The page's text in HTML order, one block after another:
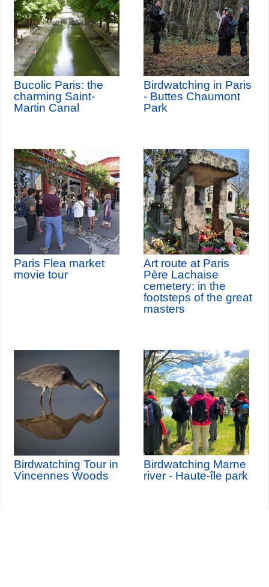
Bucolic Paris: the
charming Saint-
Martin Canal
Birdwatching in Paris
- Buttes Chaumont
Park
Paris Flea market
movie tour
Art route at Paris
Père Lachaise
cemetery: in the
footsteps of the great
masters
Birdwatching Tour in
Vincennes Woods
Birdwatching Marne
river - Haute-île park